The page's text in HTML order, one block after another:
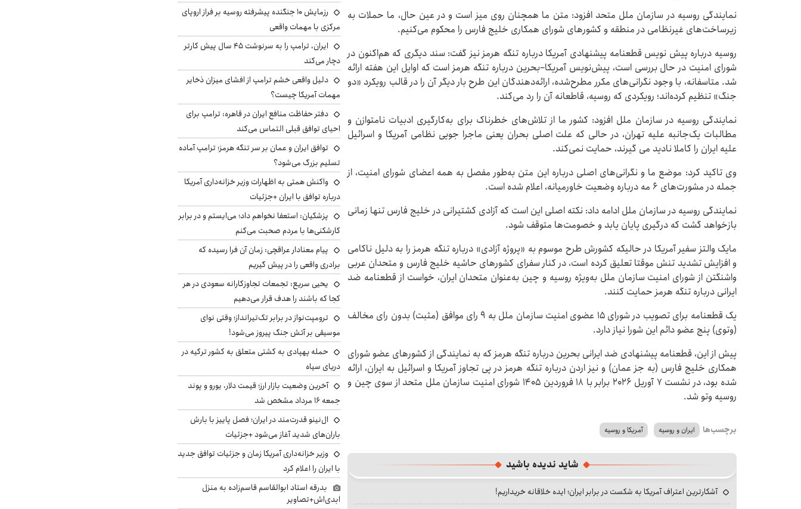
نمایندگی روسیه در سازمان ملل متحد افزود: متن ما همچنان روی میز است و در عین حال، ما حملات به
زیرساخت‌های غیرنظامی در منطقه و کشورهای شورای همکاری خلیج فارس را محکوم می‌کنیم.
روسیه درباره پیش نویس قطعنامه پیشنهادی آمریکا درباره تنگه هرمز نیز گفت: سند دیگری که هم‌اکنون در
شورای امنیت در حال بررسی است، پیش‌نویس آمریکا–بحرین درباره تنگه هرمز است که اوایل این هفته ارائه
شد. متاسفانه، با وجود نگرانی‌های مکرر مطرح‌شده، ارائه‌دهندگان این طرح بار دیگر آن را در قالب رویکرد «دو
جنگ» تنظیم کرده‌اند؛ رویکردی که روسیه، قاطعانه آن را رد می‌کند.
نمایندگی روسیه در سازمان ملل افزود: کشور ما از تلاش‌های خطرناک برای به‌کارگیری ادبیات نامتوازن و
مطالبات یک‌جانبه علیه تهران، در حالی که علت اصلی بحران یعنی ماجرا جویی نظامی آمریکا و اسرائیل
علیه ایران را کاملا نادید می گیرند، حمایت نمی‌کند.
وی تاکید کرد: موضع ما و نگرانی‌های اصلی درباره این متن به‌طور مفصل به همه اعضای شورای امنیت، از
جمله در مشورت‌های ۶ مه درباره وضعیت خاورمیانه، اعلام شده است.
نمایندگی روسیه در سازمان ملل ادامه داد: نکته اصلی این است که آزادی کشتیرانی در خلیج فارس تنها زمانی
بازخواهد گشت که درگیری پایان یابد و خصومت‌ها متوقف شود.
مایک والتز سفیر آمریکا در حالیکه کشورش طرح موسوم به «پروژه آزادی» درباره تنگه هرمز را به دلیل ناکامی
و افزایش تشدید تنش موقتا تعلیق کرده است، در کنار سفرای کشورهای حاشیه خلیج فارس و متحدان عربی
واشنگتن از شورای امنیت سازمان ملل به‌ویژه روسیه و چین به‌عنوان متحدان ایران، خواست از قطعنامه‌ ضد
ایرانی درباره تنگه هرمز حمایت کنند.
یک قطعنامه برای تصویب در شورای ۱۵ عضوی امنیت سازمان ملل به ۹ رای موافق (مثبت) بدون رای مخالف
(وتوی) پنج عضو دائم این شورا نیاز دارد.
پیش از این، قطعنامه پیشنهادی ضد ایرانی بحرین درباره تنگه هرمز که به نمایندگی از کشورهای عضو شورای
همکاری خلیج فارس (به جز عمان) و نیز اردن درباره تنگه هرمز در پی تجاوز آمریکا و اسرائیل به ایران، ارائه
شده بود، در نشست ۷ آوریل ۲۰۲۶ برابر با ۱۸ فروردین ۱۴۰۵ شورای امنیت سازمان ملل متحد از سوی چین و
روسیه وتو شد.
برچسب‌ها ایران و روسیه آمریکا و روسیه
شاید ندیده باشید
آشکارترین اعتراف آمریکا به شکست در برابر ایران؛ ایده خلاقانه خریداریم!
رزمایش ۱۰ جنگنده پیشرفته روسیه بر فراز اروپای
مرکزی با مهمات واقعی
ایران، ترامپ را به سرنوشت ۴۵ سال پیش کارتر
دچار می‌کند
دلیل واقعی خشم ترامپ از افشای میزان ذخایر
مهمات آمریکا چیست؟
دفتر حفاظت منافع ایران در قاهره: ترامپ برای
احیای توافق قبلی التماس می‌کند
توافق ایران و عمان بر سر تنگه هرمز؛ ترامپ آماده
تسلیم بزرگ می‌شود؟
واکنش همتی به اظهارات وزیر خزانه‌داری آمریکا
درباره توافق با ایران +جزئیات
پزشکیان: استعفا نخواهم داد؛ می‌ایستم و در برابر
کارشکنی‌ها با مردم صحبت می‌کنم
پیام معنادار عراقچی: زمان آن فرا رسیده که
برادری واقعی را در پیش گیریم
یحیی سریع: تجمعات تجاوزکارانه سعودی در هر
کجا که باشند را هدف قرار می‌دهیم
ترومپت‌نواز در برابر تک‌تیرانداز؛ وقتی نوای
موسیقی بر آتش جنگ پیروز می‌شود!
حمله پهپادی به کشتی متعلق به کشور ترکیه در
دریای سیاه
آخرین وضعیت بازار ارز؛ قیمت دلار، یورو و پوند
جمعه ۱۶ مرداد مشخص شد
ال‌نینو قدرت‌مند در ایران؛ فصل پاییز با بارش
باران‌های شدید آغاز می‌شود +جزئیات
وزیر خزانه‌داری آمریکا زمان و جزئیات توافق جدید
با ایران را اعلام کرد
بدرقه استاد ابوالقاسم قاسم‌زاده به منزل
ابدی‌اش+تصاویر